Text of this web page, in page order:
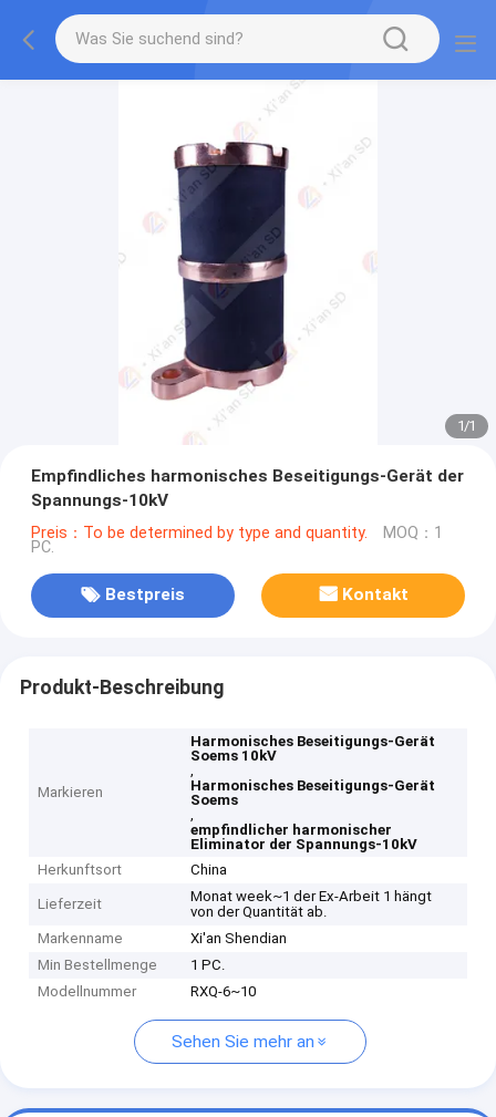
1/1
Empfindliches harmonisches Beseitigungs-Gerät der
Spannungs-10kV
Preis：To be determined by type and quantity. MOQ：1
PC.
Bestpreis Kontakt
Produkt-Beschreibung
Markieren
Harmonisches Beseitigungs-Gerät
Soems 10kV
,
Harmonisches Beseitigungs-Gerät
Soems
,
empfindlicher harmonischer
Eliminator der Spannungs-10kV
Herkunftsort
China
Lieferzeit
Monat week~1 der Ex-Arbeit 1 hängt
von der Quantität ab.
Markenname
Xi'an Shendian
Min Bestellmenge
1 PC.
Modellnummer
RXQ-6~10
Sehen Sie mehr an